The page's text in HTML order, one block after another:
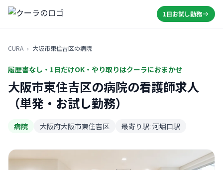
1日お試し勤務
CURA › 大阪市東住吉区の病院
履歴書なし・1日だけOK・やり取りはクーラにおまかせ
大阪市東住吉区の病院の看護師求人
（単発・お試し勤務）
病院 大阪府大阪市東住吉区 最寄り駅: 河堀口駅